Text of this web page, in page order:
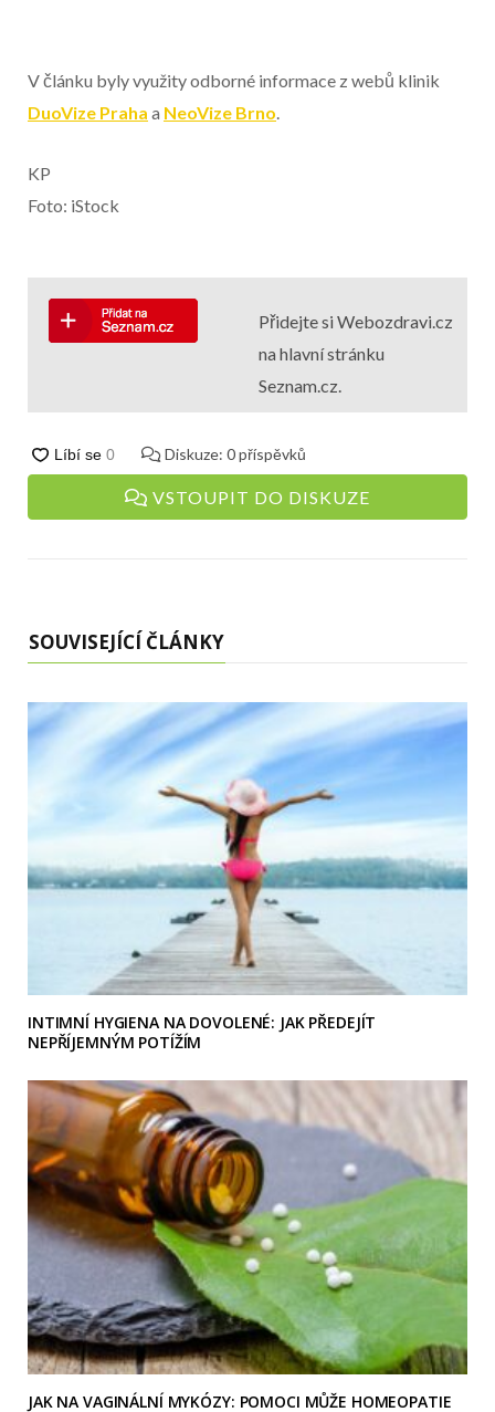
V článku byly využity odborné informace z webů klinik
DuoVize Praha a NeoVize Brno
KP
Foto: iStock
Přidejte si Webozdravi.cz
na hlavní stránku
Seznam.cz.
Diskuze: 0příspěvků
VSTOUPIT DO DISKUZE
SOUVISEJÍCÍ ČLÁNKY
INTIMNÍ HYGIENA NA DOVOLENÉ: JAK PŘEDEJÍT
NEPŘÍJEMNÝM POTÍŽÍM
JAK NA VAGINÁLNÍ MYKÓZY: POMOCI MŮŽE HOMEOPATIE